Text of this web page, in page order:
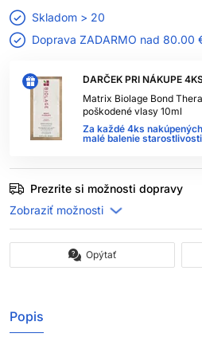
DARČEK PRI NÁKUPE
Matrix Biolage Bond
poškodené vlasy 10ml
Za každé 4ks
malé balenie
Skladom > 20
Doprava ZADARMO nad 80.00
Prezrite si možnosti dopravy
Opýtať
Popis